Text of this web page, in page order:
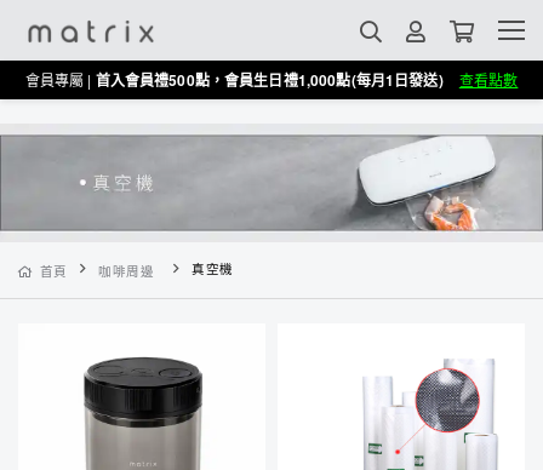
會員專屬 | 首入會員禮500點，會員生日禮1,000點(每月1日發送) 查看點數
首頁 咖啡周邊 真空機